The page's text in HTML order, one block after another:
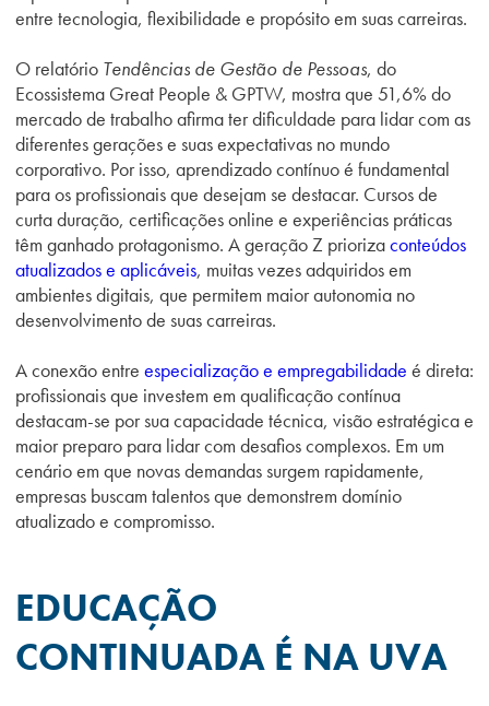
entre tecnologia, flexibilidade e propósito em suas carreiras.
O relatório Tendências de Gestão de Pessoas, do
Ecossistema Great People & GPTW, mostra que 51,6% do
mercado de trabalho afirma ter dificuldade para lidar com as
diferentes gerações e suas expectativas no mundo
corporativo. Por isso, aprendizado contínuo é fundamental
para os profissionais que desejam se destacar. Cursos de
curta duração, certificações online e experiências práticas
têm ganhado protagonismo. A geração Z priorizaconteúdos
atualizados e aplicáveis, muitas vezes adquiridos em
ambientes digitais, que permitem maior autonomia no
desenvolvimento de suas carreiras.
A conexão entre especialização e empregabilidade é direta:
profissionais que investem em qualificação contínua
destacam-se por sua capacidade técnica, visão estratégica e
maior preparo para lidar com desafios complexos. Em um
cenário em que novas demandas surgem rapidamente,
empresas buscam talentos que demonstrem domínio
atualizado e compromisso.
EDUCAÇÃO
CONTINUADA É NA UVA